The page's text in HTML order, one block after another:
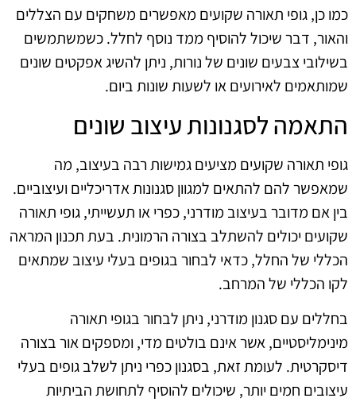
כמו כן, גופי תאורה שקועים מאפשרים משחקים עם הצללים
והאור, דבר שיכול להוסיף ממד נוסף לחלל. כשמשתמשים
בשילובי צבעים שונים של נורות, ניתן להשיג אפקטים שונים
שמותאמים לאירועים או לשעות שונות ביום.
התאמה לסגנונות עיצוב שונים
גופי תאורה שקועים מציעים גמישות רבה בעיצוב, מה
שמאפשר להם להתאים למגוון סגנונות אדריכליים ועיצוביים.
בין אם מדובר בעיצוב מודרני, כפרי או תעשייתי, גופי תאורה
שקועים יכולים להשתלב בצורה הרמונית. בעת תכנון המראה
הכללי של החלל, כדאי לבחור בגופים בעלי עיצוב שמתאים
לקו הכללי של המרחב.
בחללים עם סגנון מודרני, ניתן לבחור בגופי תאורה
מינימליסטיים, אשר אינם בולטים מדי, ומספקים אור בצורה
דיסקרטית. לעומת זאת, בסגנון כפרי ניתן לשלב גופים בעלי
עיצובים חמים יותר, שיכולים להוסיף לתחושת הביתיות